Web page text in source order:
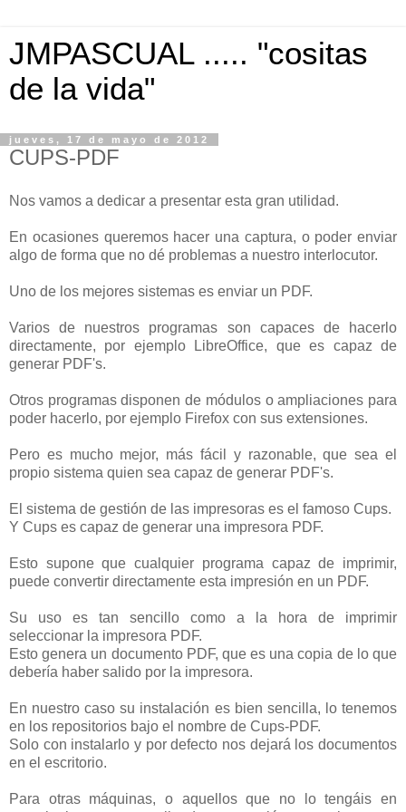
JMPASCUAL ..... "cositas
de la vida"
jueves, 17 de mayo de 2012
CUPS-PDF
Nos vamos a dedicar a presentar esta gran utilidad.
En ocasiones queremos hacer una captura, o poder enviar
algo de forma que no dé problemas a nuestro interlocutor.
Uno de los mejores sistemas es enviar un PDF.
Varios de nuestros programas son capaces de hacerlo
directamente, por ejemplo LibreOffice, que es capaz de
generar PDF's.
Otros programas disponen de módulos o ampliaciones para
poder hacerlo, por ejemplo Firefox con sus extensiones.
Pero es mucho mejor, más fácil y razonable, que sea el
propio sistema quien sea capaz de generar PDF's.
El sistema de gestión de las impresoras es el famoso Cups.
Y Cups es capaz de generar una impresora PDF.
Esto supone que cualquier programa capaz de imprimir,
puede convertir directamente esta impresión en un PDF.
Su uso es tan sencillo como a la hora de imprimir
seleccionar la impresora PDF.
Esto genera un documento PDF, que es una copia de lo que
debería haber salido por la impresora.
En nuestro caso su instalación es bien sencilla, lo tenemos
en los repositorios bajo el nombre de Cups-PDF.
Solo con instalarlo y por defecto nos dejará los documentos
en el escritorio.
Para otras máquinas, o aquellos que no lo tengáis en